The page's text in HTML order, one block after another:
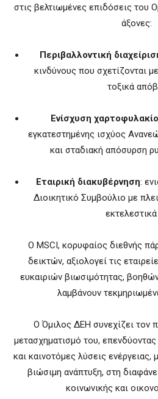
στις βελτιωμένες επιδόσεις του
άξονες:
Περιβαλλοντική
κινδύνους που σχετίζονται
τοξικά
Ενίσχυση
εγκατεστημένης ισχύος
και σταδιακή απόσυρση
Εταιρική διακυβέρνηση:
Διοικητικό Συμβούλιο με
Ο MSCI, κορυφαίος διεθνής
δεικτών, αξιολογεί τις
ευκαιριών βιωσιμότητας,
λαμβάνουν
Ο Όμιλος ΔΕΗ συνεχίζει τον
μετασχηματισμό του,
και καινοτόμες λύσεις
βιώσιμη ανάπτυξη, στη
κοινωνικής και